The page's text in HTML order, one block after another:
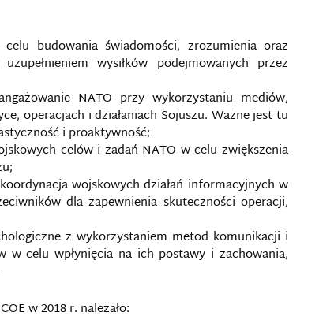
budowania świadomości, zrozumienia oraz
wysiłków podejmowanych przez
NATO przy wykorzystaniu mediów,
operacjach i działaniach Sojuszu. Ważne jest tu
i proaktywność;
celów i zadań NATO w celu zwiększenia
wojskowych działań informacyjnych w
dla zapewnienia skuteczności operacji,
z wykorzystaniem metod komunikacji i
w celu wpłynięcia na ich postawy i zachowania,
w 2018 r. należało: